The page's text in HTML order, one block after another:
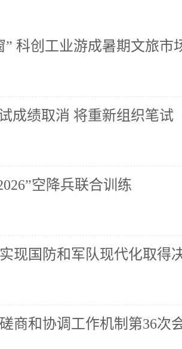
” 科创工业游成暑期文旅市
成绩取消 将重新组织笔试
空降兵联合训练
现国防和军队现代化取得
商和协调工作机制第36次